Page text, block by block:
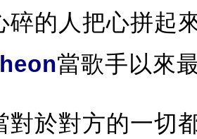
碎的人把心拼起
當歌手以來
對於對方的一切